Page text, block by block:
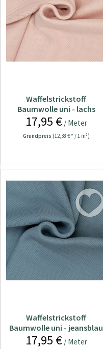
Waffelstrickstoff
Baumwolle uni - lachs
17,95 €/ Meter
Grundpreis (12,38 € * / 1 m²)
Waffelstrickstoff
Baumwolle uni - jeansblau
17,95 €/ Meter